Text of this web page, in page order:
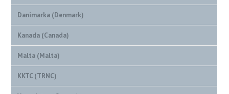
Danimarka (Denmark)
Kanada (Canada)
Malta (Malta)
KKTC (TRNC)